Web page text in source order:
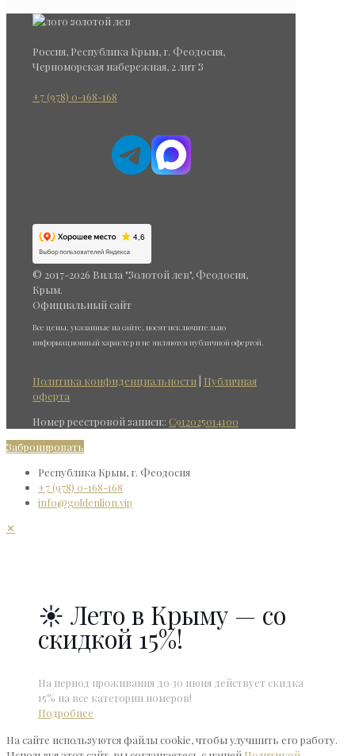
Россия, Республика Крым, г. Феодосия,
Черноморская набережная, 2 лит З
+7 (978) 0-168-168
© 2017-2026 Вилла "Золотой лев", Феодосия,
Крым.
Официальный сайт
Все цены, указанные на сайте, носят исключительно
информационный характер и не являются публичной офертой.
Политика конфиденциальности Публичная
оферта
Номер реестровой записи:: С912025014100
Забронировать
Республика Крым, г. Феодосия
+7 (978) 0-168-168
info@goldenlion.vip
✕
☀ Лето в Крыму — со
скидкой 15%!
На период проживания до 30 июня действует скидка
15% на все категории номеров!
Подробнее
На сайте используются файлы cookie, чтобы улучшить его работу.